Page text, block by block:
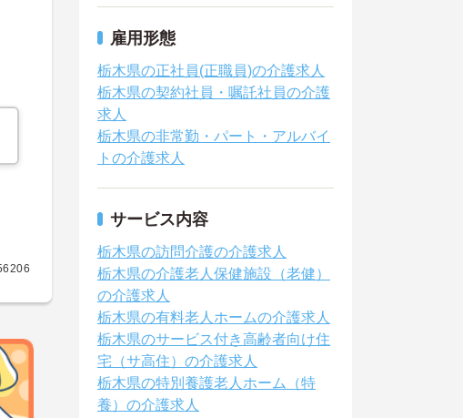
雇用形態
栃木県の正社員(正職員)の介護求人
栃木県の契約社員・嘱託社員の介護
求人
栃木県の非常勤・パート・アルバイ
トの介護求人
サービス内容
栃木県の訪問介護の介護求人
栃木県の介護老人保健施設（老健）
の介護求人
栃木県の有料老人ホームの介護求人
栃木県のサービス付き高齢者向け住
宅（サ高住）の介護求人
栃木県の特別養護老人ホーム（特
養）の介護求人